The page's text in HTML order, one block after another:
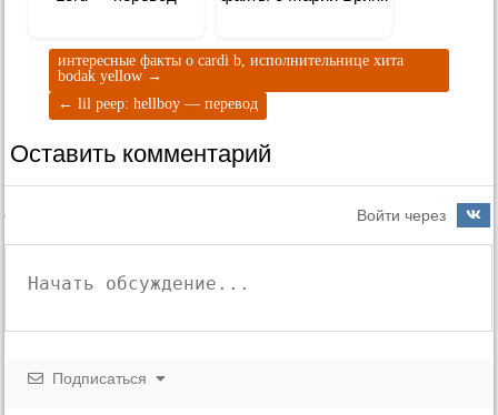
интересные факты о cardi b, исполнительнице хита
bodak yellow →
← lil peep: hellboy — перевод
Оставить комментарий
Войти через
Подписаться